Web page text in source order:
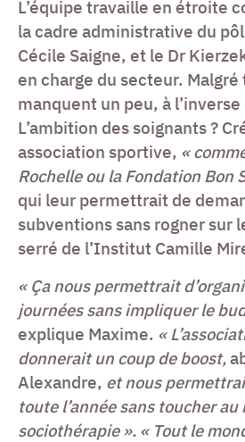
L’équipe travaille en étroite
la cadre administrative du
Cécile Saigne, et le Dr
en charge du secteur.
manquent un peu, à
L’ambition des soignants ?
association sportive, «
Rochelle ou la Fondation Bon
qui leur permettrait de
subventions sans rogner sur
serré de l’Institut Camille
« Ça nous permettrait
journées sans impliquer le
explique Maxime. «
donnerait un coup de boost,
Alexandre, et nous
toute l’année sans toucher au
sociothérapie ». « Tout le